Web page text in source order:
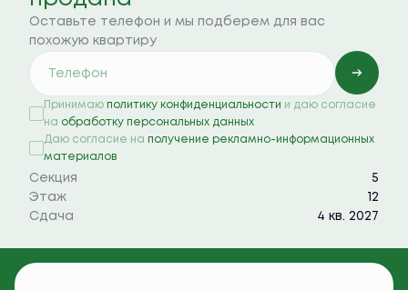
Оставьте телефон и мы подберем для вас
похожую квартиру
Принимаю политику конфиденциальности и даю согласие
на обработку персональных данных
Даю согласие на получение рекламно-информационных
материалов
Секция
5
Этаж
12
Сдача
4 кв. 2027